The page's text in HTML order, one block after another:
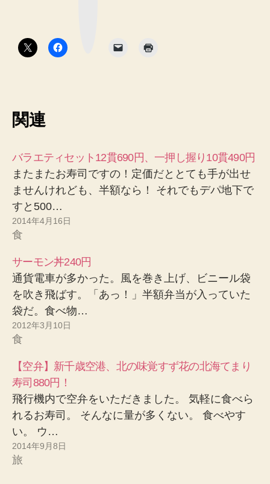
関連
バラエティセット12貫690円、一押し握り10貫490円
またまたお寿司ですの！定価だととても手が出せ
ませんけれども、半額なら！ それでもデパ地下で
すと500…
2014年4月16日
食
サーモン丼240円
通貨電車が多かった。風を巻き上げ、ビニール袋
を吹き飛ばす。「あっ！」半額弁当が入っていた
袋だ。食べ物…
2012年3月10日
食
【空弁】新千歳空港、北の味覚すず花の北海てまり
寿司880円！
飛行機内で空弁をいただきました。 気軽に食べら
れるお寿司。 そんなに量が多くない。 食べやす
い。 ウ…
2014年9月8日
旅